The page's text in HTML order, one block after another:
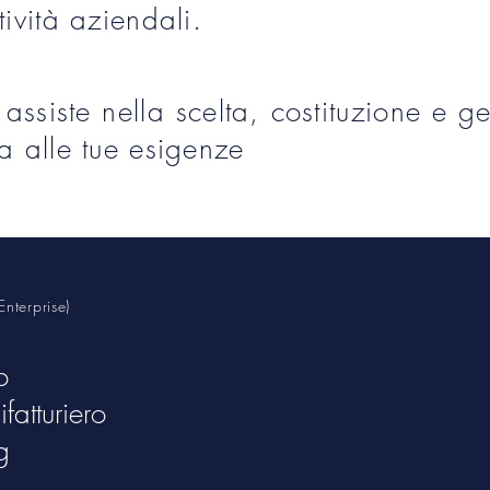
aziendali.
nella scelta, costituzione e
alle tue esigenze